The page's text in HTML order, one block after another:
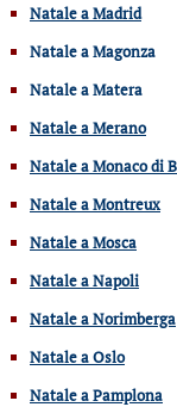
Natale a Madrid
Natale a Magonza
Natale a Matera
Natale a Merano
Natale a Monaco di
Natale a Montreux
Natale a Mosca
Natale a Napoli
Natale a Norimberga
Natale a Oslo
Natale a Pamplona